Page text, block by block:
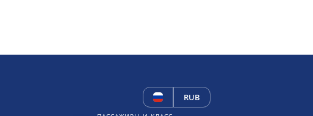
RUB